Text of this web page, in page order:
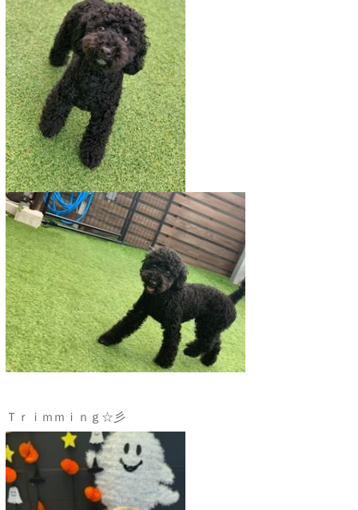
Ｔｒｉｍｍｉｎｇ☆彡